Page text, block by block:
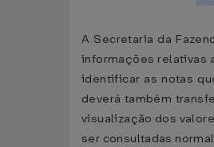
A Secretaria da
informações relativas
identificar as notas
deverá também
visualização dos
ser consultadas